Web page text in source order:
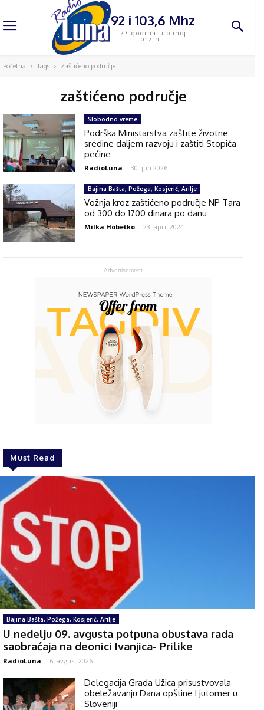
92 i 103,6 Mhz
27 godina u punoj
brzini!
Početna Tags Zaštićeno područje
zaštićeno područje
- Advertisement -
Must Read
Bajina Bašta, Požega, Kosjerić, Arilje
U nedelju 09. avgusta potpuna obustava rada
saobraćaja na deonici Ivanjica- Prilike
RadioLuna - 6. avgust 2026.
Delegacija Grada Užica prisustvovala
obeležavanju Dana opštine Ljutomer u
Sloveniji
Slobodno vreme
Podrška Ministarstva zaštite životne
sredine daljem razvoju i zaštiti Stopića
pećine
RadioLuna - 30. jun 2026.
Bajina Bašta, Požega, Kosjerić, Arilje
Vožnja kroz zaštićeno područje NP Tara
od 300 do 1700 dinara po danu
Milka Hobetko - 23. april 2024.